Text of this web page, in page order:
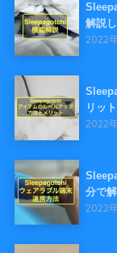
解説し
2022
リッ
2022
分で
2022